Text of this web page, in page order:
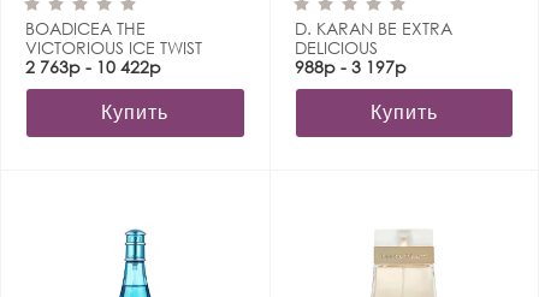
BOADICEA THE
VICTORIOUS ICE TWIST
2 763р - 10 422р
Купить
D. KARAN BE EXTRA
DELICIOUS
988р - 3 197р
Купить